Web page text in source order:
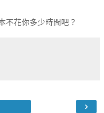
不花你多少時間吧？
›